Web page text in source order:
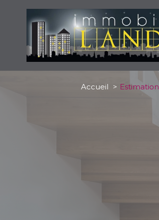
Accueil Estimation